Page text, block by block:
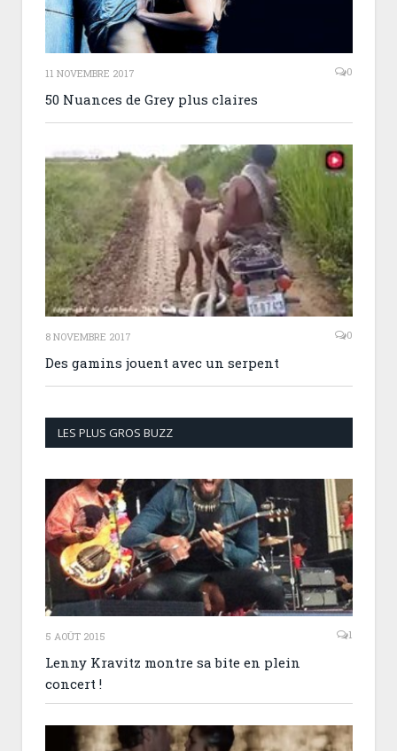
11 NOVEMBRE 2017 0
50 Nuances de Grey plus claires
8 NOVEMBRE 2017 0
Des gamins jouent avec un serpent
LES PLUS GROS BUZZ
5 AOÛT 2015 1
Lenny Kravitz montre sa bite en plein
concert !